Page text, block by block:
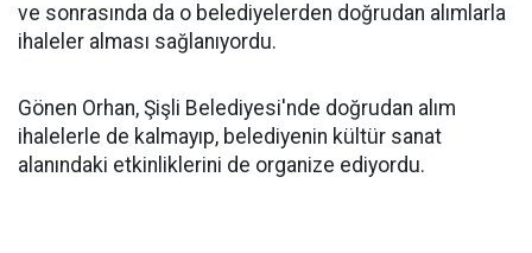
ve sonrasında da o belediyelerden doğrudan alımlarla
ihaleler alması sağlanıyordu.
Gönen Orhan, Şişli Belediyesi'nde doğrudan alım
ihalelerle de kalmayıp, belediyenin kültür sanat
alanındaki etkinliklerini de organize ediyordu.